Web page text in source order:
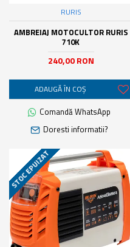
RURIS
AMBREIAJ MOTOCULTOR RURIS
710K
240,00 RON
ADAUGĂ ÎN COŞ
Comandă WhatsApp
Doresti informatii?
STOC EPUIZAT